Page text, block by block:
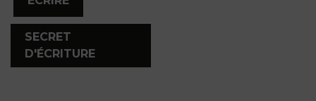
SECRET
D'ÉCRITURE